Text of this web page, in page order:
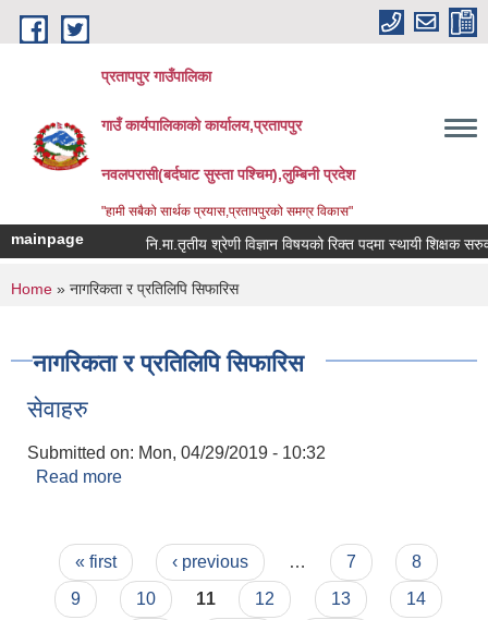
Skip to main content
प्रतापपुर गाउँपालिका
गाउँ कार्यपालिकाको कार्यालय,प्रतापपुर
नवलपरासी(बर्दघाट सुस्ता पश्चिम),लुम्बिनी प्रदेश
"हामी सबैको सार्थक प्रयास,प्रतापपुरको समग्र विकास"
mainpage नि.मा.तृतीय श्रेणी विज्ञान विषयको रिक्त पदमा स्थायी शिक्षक सरुवा
You are here
Home » नागरिकता र प्रतिलिपि सिफारिस
नागरिकता र प्रतिलिपि सिफारिस
सेवाहरु
Submitted on: Mon, 04/29/2019 - 10:32
Read more
Pages
« first ‹ previous … 7
8
9
10 11 12 13
14